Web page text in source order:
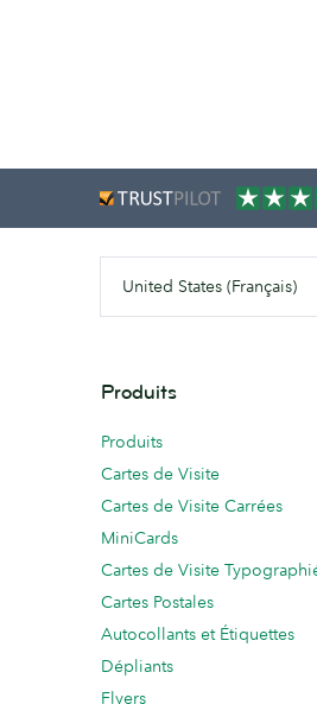
United States (Français)
Produits
Produits
Cartes de Visite
Cartes de Visite Carrées
MiniCards
Cartes de Visite
Cartes Postales
Autocollants et Étiquettes
Dépliants
Flyers